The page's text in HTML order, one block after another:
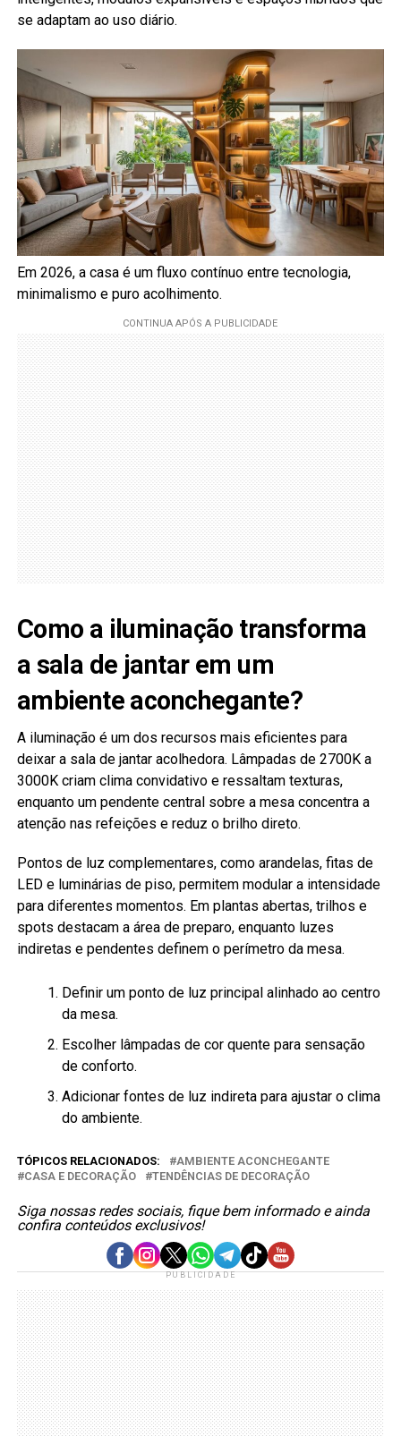
se adaptam ao uso diário.
Em 2026, a casa é um fluxo contínuo entre tecnologia,
minimalismo e puro acolhimento.
Como a iluminação transforma
a sala de jantar em um
ambiente aconchegante?
A iluminação é um dos recursos mais eficientes para
deixar a sala de jantar acolhedora. Lâmpadas de 2700K a
3000K criam clima convidativo e ressaltam texturas,
enquanto um pendente central sobre a mesa concentra a
atenção nas refeições e reduz o brilho direto.
Pontos de luz complementares, como arandelas, fitas de
LED e luminárias de piso, permitem modular a intensidade
para diferentes momentos. Em plantas abertas, trilhos e
spots destacam a área de preparo, enquanto luzes
indiretas e pendentes definem o perímetro da mesa.
Definir um ponto de luz principal alinhado ao centro
da mesa.
Escolher lâmpadas de cor quente para sensação
de conforto.
Adicionar fontes de luz indireta para ajustar o clima
do ambiente.
TÓPICOS RELACIONADOS:
AMBIENTE ACONCHEGANTE
CASA E DECORAÇÃO
TENDÊNCIAS DE DECORAÇÃO
Siga nossas redes sociais, fique bem informado e ainda
confira conteúdos exclusivos!
PUBLICIDADE